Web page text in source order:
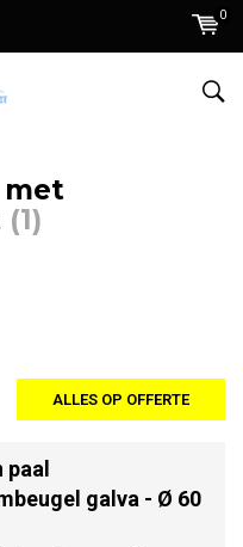
0
met
(1)
ALLES OP OFFERTE
galva - Ø 60